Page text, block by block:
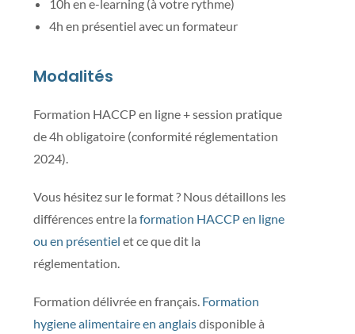
10h en e-learning (à votre rythme)
4h en présentiel avec un formateur
Modalités
Formation HACCP en ligne + session pratique
de 4h obligatoire (conformité réglementation
2024).
Vous hésitez sur le format ? Nous détaillons les
différences entre laformation HACCP en ligne
ou en présentiel et ce que dit la
réglementation.
Formation délivrée en français. Formation
hygiene alimentaire en anglaisdisponible à